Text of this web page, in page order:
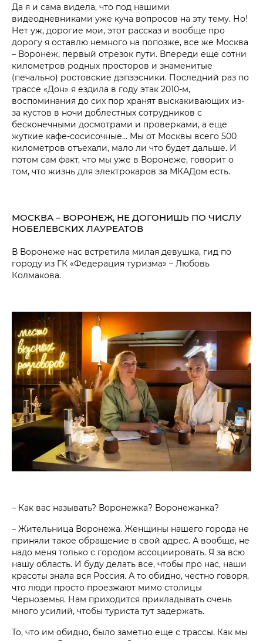
Да я и сама видела, что под нашими
видеодневниками уже куча вопросов на эту тему. Но!
Нет уж, дорогие мои, этот рассказ и вообще про
дорогу я оставлю немного на попозже, все же Москва
– Воронеж, первый отрезок пути. Впереди еще сотни
километров родных просторов и знаменитые
(печально) ростовские дэпээсники. Последний раз по
трассе «Дон» я ездила в году этак 2010-м,
воспоминания до сих пор хранят выскакивающих из-
за кустов в ночи доблестных сотрудников с
бесконечными досмотрами и проверками, а еще
жуткие кафе-сосисочные… Мы от Москвы всего 500
километров отъехали, мало ли что будет дальше. И
потом сам факт, что мы уже в Воронеже, говорит о
том, что жизнь для электрокаров за МКАДом есть.
МОСКВА – ВОРОНЕЖ, НЕ ДОГОНИШЬ ПО ЧИСЛУ
НОБЕЛЕВСКИХ ЛАУРЕАТОВ
В Воронеже нас встретила милая девушка, гид по
городу из ГК «Федерация туризма» – Любовь
Колмакова.
– Как вас называть? Воронежка? Воронежанка?
– Жительница Воронежа. Женщины нашего города не
приняли такое обращение в свой адрес. А вообще, не
надо меня только с городом ассоциировать. Я за всю
нашу область. И буду делать все, чтобы про нас, наши
красоты знала вся Россия. А то обидно, честно говоря,
что люди просто проезжают мимо столицы
Черноземья. Нам приходится прикладывать очень
много усилий, чтобы туриста тут задержать.
То, что им обидно, было заметно еще с трассы. Как мы